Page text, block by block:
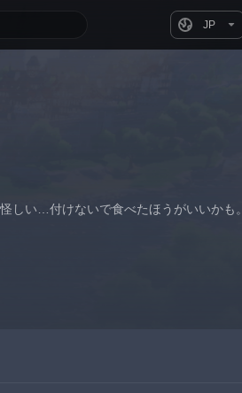
JP
しい…付けないで食べたほうがいいかも。